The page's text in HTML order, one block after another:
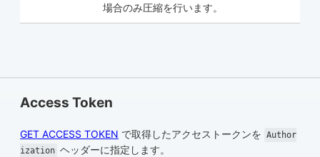
場合のみ圧縮を行います。
Access Token
GET ACCESS TOKEN で取得したアクセストークンを Author
ization ヘッダーに指定します。